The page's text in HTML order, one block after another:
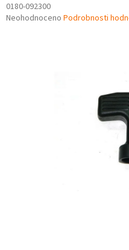
0180-092300
Průměrné
Neohodnoceno Podrobnosti